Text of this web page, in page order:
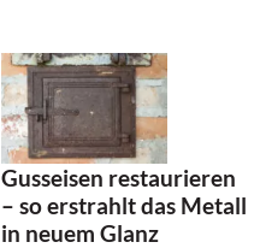
Gusseisen restaurieren
– so erstrahlt das Metall
in neuem Glanz